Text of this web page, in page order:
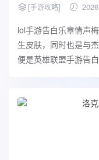
[手游攻略]
lol手游告白乐章情声
生皮肤，同时也是与
便是英雄联盟手游告